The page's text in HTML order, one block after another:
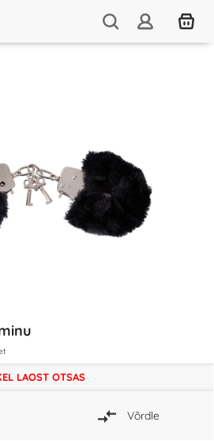
LAOST OTSAS
Võrdle